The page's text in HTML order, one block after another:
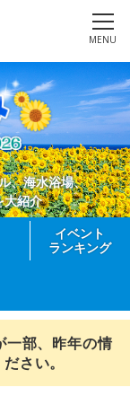
MENU
、海水浴場、
大紹介
イベント
ランキング
一部、昨年の情
さい。